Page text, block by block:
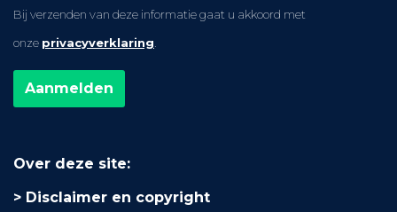
Bij verzenden van deze informatie gaat u akkoord met
onze privacyverklaring
Over deze site:
Disclaimer en copyright